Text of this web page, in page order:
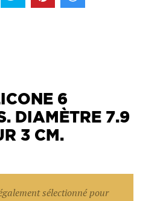
6
DIAMÈTRE 7.9
3 CM.
sélectionné pour